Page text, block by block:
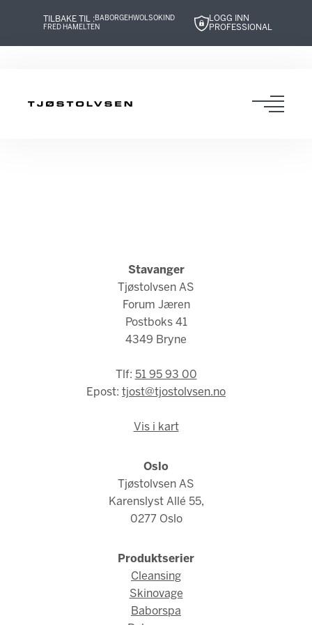
innhold
navigasjon
innhold
navigasjon
TILBAKE TIL :BABORGEHWOLSOKIND
FRED HAMELTEN
LOGG INN
PROFESSIONAL
Stavanger
Tjøstolvsen AS
Forum Jæren
Postboks 41
4349 Bryne
Tlf: 51 95 93 00
Epost: tjost@tjostolvsen.no
Vis i kart
Oslo
Tjøstolvsen AS
Karenslyst Allé 55,
0277 Oslo
Produktserier
Cleansing
Skinovage
Baborspa